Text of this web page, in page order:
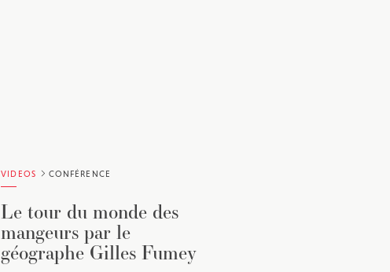
VIDEOS CONFÉRENCE
Le tour du monde des
mangeurs par le
géographe Gilles Fumey